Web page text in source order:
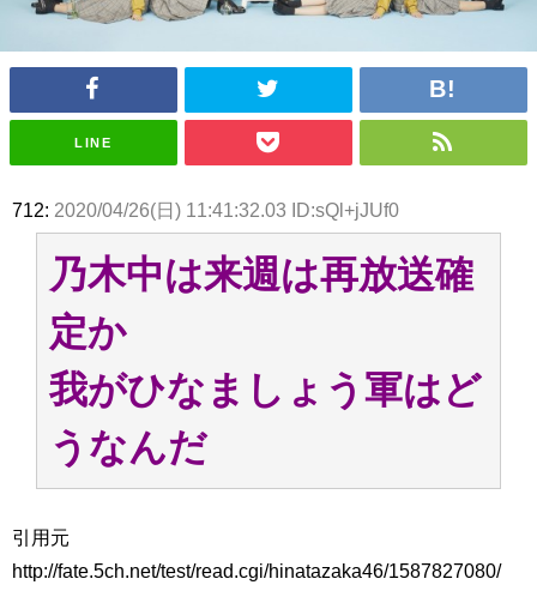
アイドル – ぷぅアンテナ / 「乃木坂46ののぎおび⊿」北野日奈子が生配
アイドル – ぷぅアンテナ / 【乃木坂46】井上和の『なぎおはぎ』って こん
ぺいとう×いちごみるく×マヨラー星人 と同じと考えてよろしいですか？
ｗｗｗｗｗｗｗｗｗｗ
かけまくったうちの息子が団地住みの貧乏に学歴で負けた」
Powered by livedoor 相互RSS
LINE
712: 2020/04/26(日) 11:41:32.03 ID:sQl+jJUf0
乃木中は来週は再放送確
定か
我がひなましょう軍はど
うなんだ
引用元
http://fate.5ch.net/test/read.cgi/hinatazaka46/1587827080/